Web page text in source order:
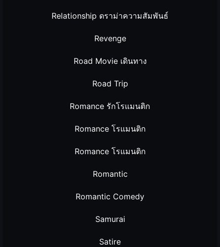
Relationship ดราม่าความสัมพันธ์
Revenge
Road Movie เดินทาง
Road Trip
Romance รักโรแมนติก
Romance โรแมนติก
Romance โรแมนติก
Romantic
Romantic Comedy
Samurai
Satire